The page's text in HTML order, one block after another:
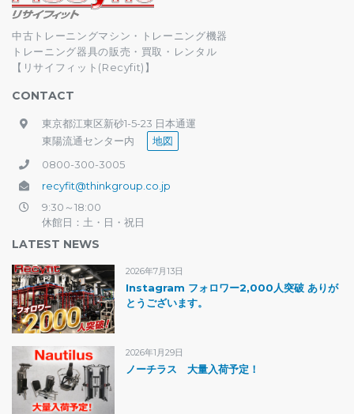
中古トレーニングマシン・トレーニング機器
トレーニング器具の販売・買取・レンタル
【リサイフィット(Recyfit)】
CONTACT
東京都江東区新砂1-5-23 日本通運
東陽流通センター内
地図
0800-300-3005
recyfit@thinkgroup.co.jp
9:30～18:00
休館日：土・日・祝日
LATEST NEWS
2026年7月13日
Instagram フォロワー2,000人突破 ありが
とうございます。
2026年1月29日
ノーチラス 大量入荷予定！